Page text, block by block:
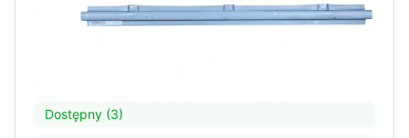
Dostępny (3)